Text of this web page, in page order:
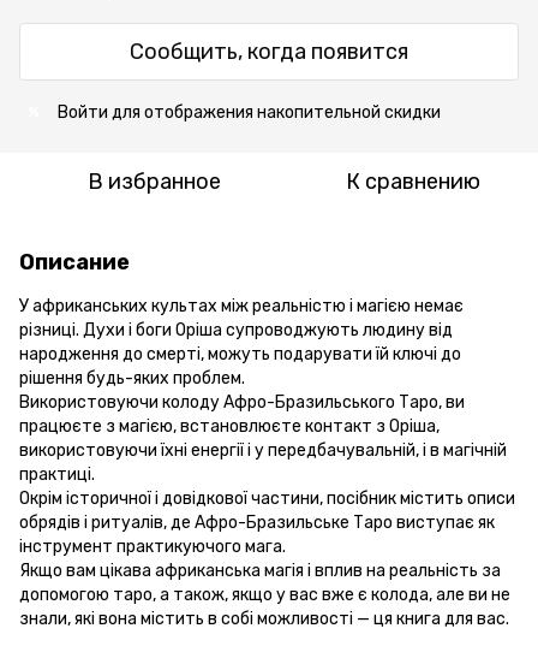
Сообщить, когда появится
Войти для отображения накопительной скидки
В избранное К сравнению
Описание
У африканських культах між реальністю і магією немає
різниці. Духи і боги Оріша супроводжують людину від
народження до смерті, можуть подарувати їй ключі до
рішення будь-яких проблем.
Використовуючи колоду Афро-Бразильського Таро, ви
працюєте з магією, встановлюєте контакт з Оріша,
використовуючи їхні енергії і у передбачувальній, і в магічній
практиці.
Окрім історичної і довідкової частини, посібник містить описи
обрядів і ритуалів, де Афро-Бразильське Таро виступає як
інструмент практикуючого мага.
Якщо вам цікава африканська магія і вплив на реальність за
допомогою таро, а також, якщо у вас вже є колода, але ви не
знали, які вона містить в собі можливості — ця книга для вас.